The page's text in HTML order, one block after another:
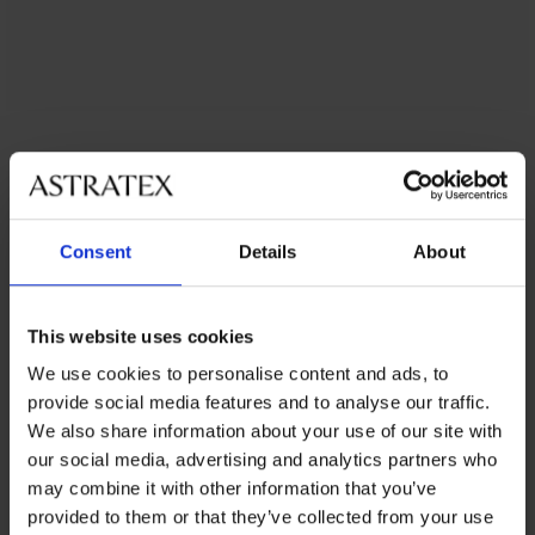
Consent Details About
This website uses cookies
We use cookies to personalise content and ads, to
provide social media features and to analyse our traffic.
We also share information about your use of our site with
our social media, advertising and analytics partners who
may combine it with other information that you’ve
provided to them or that they’ve collected from your use
Bež tonovi su prikladni za laganu odjeću ispod koje se
ne ocrtavaju.
KUPITE ZA41,99 €